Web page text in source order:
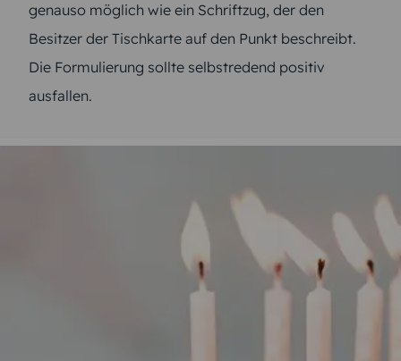
genauso möglich wie ein Schriftzug, der den
Besitzer der Tischkarte auf den Punkt beschreibt.
Die Formulierung sollte selbstredend positiv
ausfallen.